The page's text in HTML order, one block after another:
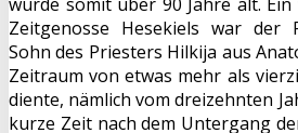
Zeitgenosse Hesekiels war der
Sohn des Priesters Hilkija aus
Zeitraum von etwas mehr als
diente, nämlich vom dreizehnten
kurze Zeit nach dem Untergang